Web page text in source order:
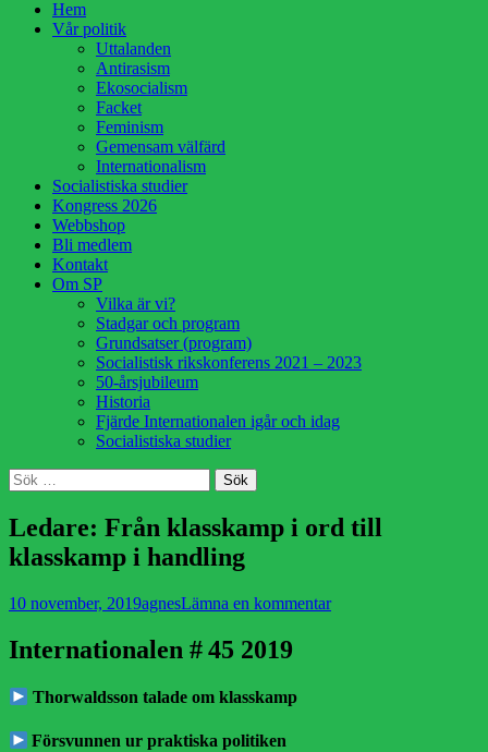
HoppaHem
Vår politik
Uttalanden
Antirasism
Ekosocialism
Facket
Feminism
Gemensam välfärd
Internationalism
Socialistiska studier
Kongress 2026
Webbshop
Bli medlem
Kontakt
Om SP
Vilka är vi?
Stadgar och program
Grundsatser (program)
Socialistisk rikskonferens 2021 – 2023
50-årsjubileum
Historia
Fjärde Internationalen igår och idag
Socialistiska studier
Sök
Sök
efter:
Ledare: Från klasskamp i ord till
klasskamp i handling
Publicerad
10 november, 2019Författare
agnesLämna en kommentar
Internationalen # 45 2019
Thorwaldsson talade om klasskamp
Försvunnen ur praktiska politiken